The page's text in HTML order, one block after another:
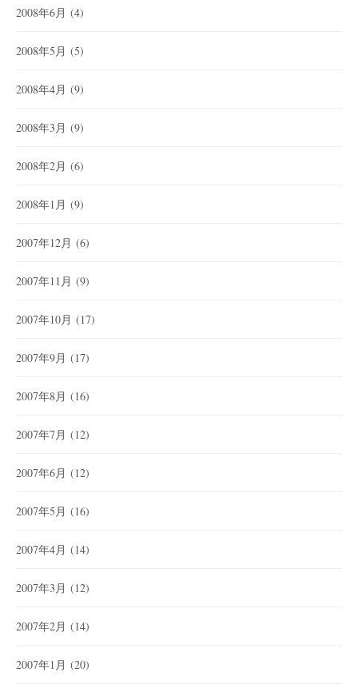
2008年6月 (4)
2008年5月 (5)
2008年4月 (9)
2008年3月 (9)
2008年2月 (6)
2008年1月 (9)
2007年12月 (6)
2007年11月 (9)
2007年10月 (17)
2007年9月 (17)
2007年8月 (16)
2007年7月 (12)
2007年6月 (12)
2007年5月 (16)
2007年4月 (14)
2007年3月 (12)
2007年2月 (14)
2007年1月 (20)